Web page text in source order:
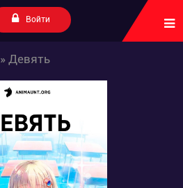
Войти
» Девять